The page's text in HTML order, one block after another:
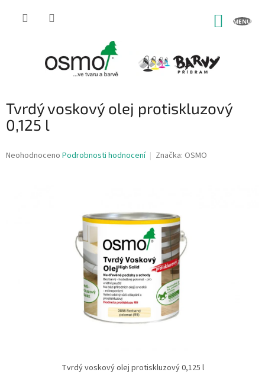
Tvrdý voskový olej protiskluzový
0,125 l
Průměrné
Neohodnoceno Podrobnosti hodnocení Značka: OSMO
Tvrdý voskový olej protiskluzový 0,125 l